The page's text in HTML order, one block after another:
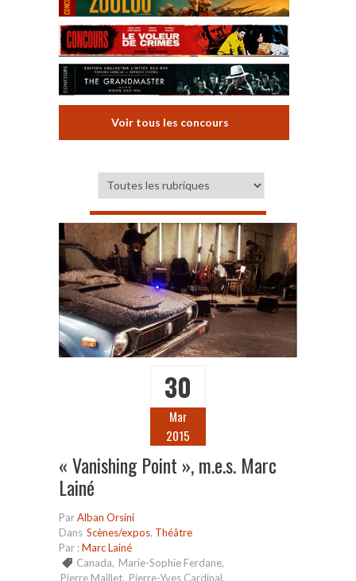
Voir tous les concours
30
Mar
2015
« Vanishing Point », m.e.s. Marc
Lainé
ParAlban Orsini
Dans Scènes/expos, Théâtre
Par :Marc Lainé
Canada, Marie-Sophie Ferdane,
Pierre Maillet, Pierre-Yves Cardinal,